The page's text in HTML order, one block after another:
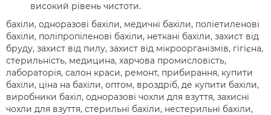
високий рівень чистоти.
бахіли, одноразові бахіли, медичні бахіли, поліетиленові
бахіли, поліпропіленові бахіли, неткані бахіли, захист від
бруду, захист від пилу, захист від мікроорганізмів, гігієна,
стерильність, медицина, харчова промисловість,
лабораторія, салон краси, ремонт, прибирання, купити
бахіли, ціна на бахіли, оптом, вроздріб, де купити бахіли,
виробники бахіл, одноразові чохли для взуття, захисні
чохли для взуття, стерильні бахіли, нестерильні бахіли,